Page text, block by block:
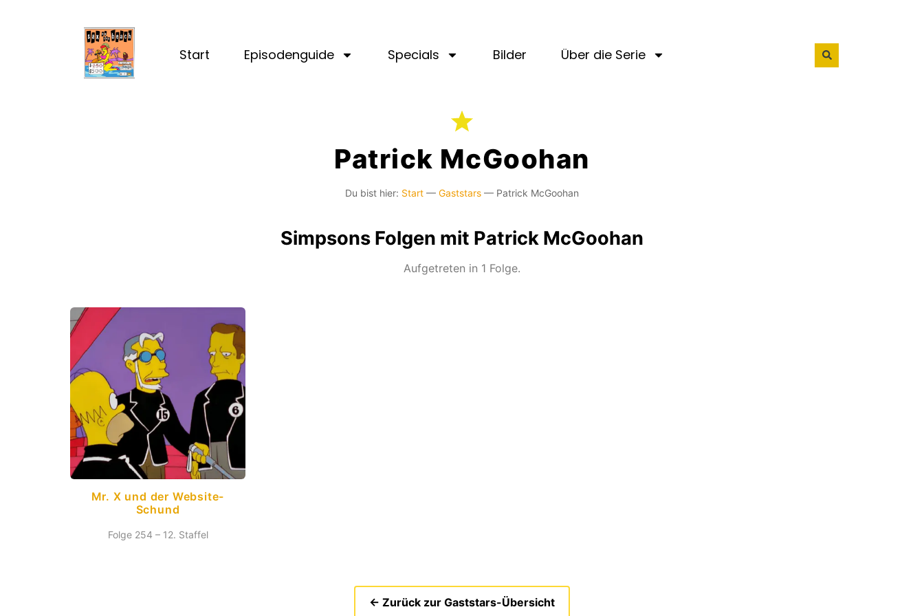
Start Episodenguide Specials Bilder Über die Serie
Patrick McGoohan
Du bist hier: Start — Gaststars — Patrick McGoohan
Simpsons Folgen mit Patrick McGoohan
Aufgetreten in 1 Folge.
Mr. X und der Website-
Schund
Folge 254 – 12. Staffel
← Zurück zur Gaststars-Übersicht